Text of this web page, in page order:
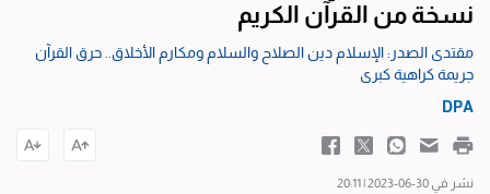
نسخة من القرآن الكريم
مقتدى الصدر: الإسلام دين الصلاح والسلام ومكارم الأخلاق.. حرق القرآن
جريمة كراهية كبرى
DPA
نشر في 30-06-2023 | 20:11